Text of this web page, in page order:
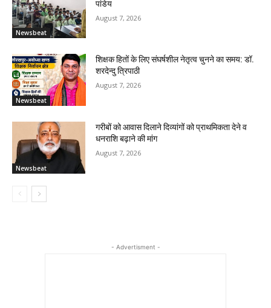
Newsbeat
पांडेय
August 7, 2026
Newsbeat
शिक्षक हितों के लिए संघर्षशील नेतृत्व चुनने का समय: डॉ.
शरदेन्दु त्रिपाठी
August 7, 2026
Newsbeat
गरीबों को आवास दिलाने दिव्यांगों को प्राथमिकता देने व
धनराशि बढ़ाने की मांग
August 7, 2026
- Advertisment -